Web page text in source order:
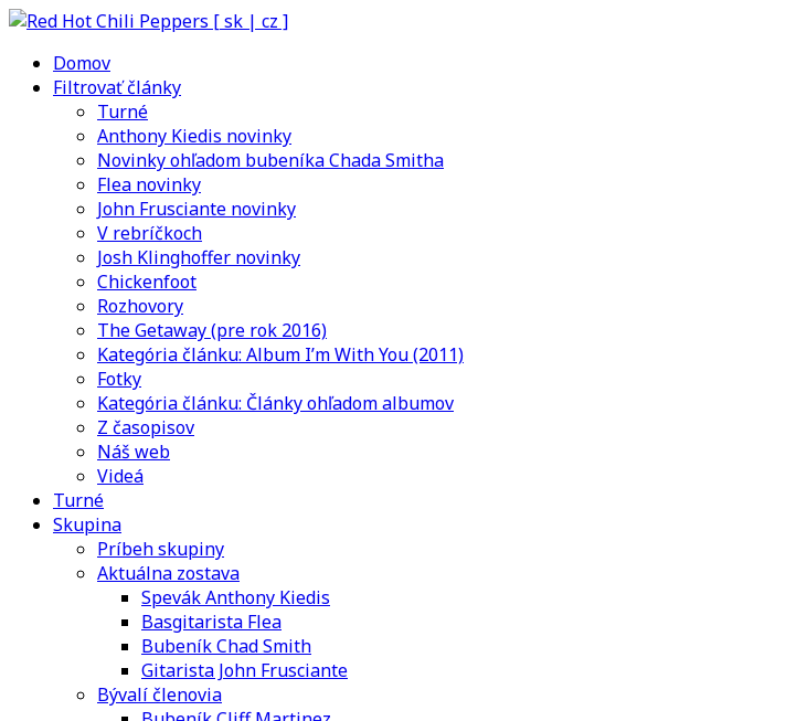
Domov
Filtrovať články
Turné
Anthony Kiedis novinky
Novinky ohľadom bubeníka Chada Smitha
Flea novinky
John Frusciante novinky
V rebríčkoch
Josh Klinghoffer novinky
Chickenfoot
Rozhovory
The Getaway (pre rok 2016)
Kategória článku: Album I’m With You (2011)
Fotky
Kategória článku: Články ohľadom albumov
Z časopisov
Náš web
Videá
Turné
Skupina
Príbeh skupiny
Aktuálna zostava
Spevák Anthony Kiedis
Basgitarista Flea
Bubeník Chad Smith
Gitarista John Frusciante
Bývalí členovia